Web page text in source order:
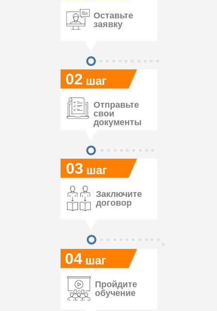
04
03
02
Оставьте
заявку
шаг
шаг
шаг
Отправьте
свои
документы
Заключите
договор
Пройдите
обучение